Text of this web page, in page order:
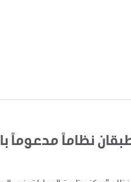
نظاماً مدعوماً